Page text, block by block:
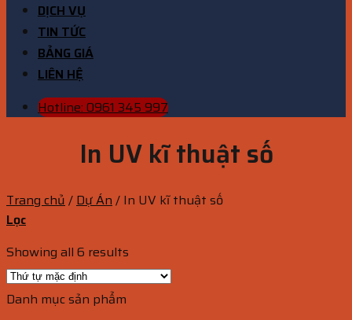
DỊCH VỤ
TIN TỨC
BẢNG GIÁ
LIÊN HỆ
Hotline: 0961 345 997
In UV kĩ thuật số
Trang chủ/Dự Án/ In UV kĩ thuật số
Lọc
Showing all 6 results
Danh mục sản phẩm